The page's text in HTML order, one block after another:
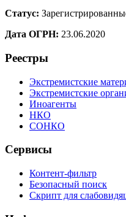
Статус:
Дата ОГРН: 23.06.2020
Реестры
Экстремистские
Экстремистские
Иноагенты
НКО
СОНКО
Сервисы
Контент-фильтр
Безопасный поиск
Скрипт для